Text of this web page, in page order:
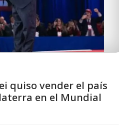
quiso vender el país
en el Mundial